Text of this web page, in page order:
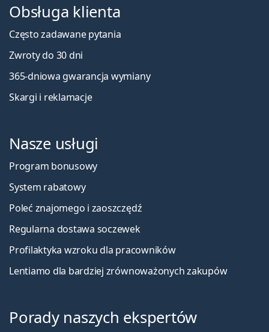
Obsługa klienta
Często zadawane pytania
Zwroty do 30 dni
365-dniowa gwarancja wymiany
Skargi i reklamacje
Nasze usługi
Program bonusowy
System rabatowy
Poleć znajomego i zaoszczędź
Regularna dostawa soczewek
Profilaktyka wzroku dla pracowników
Lentiamo dla bardziej zrównoważonych zakupów
Porady naszych ekspertów